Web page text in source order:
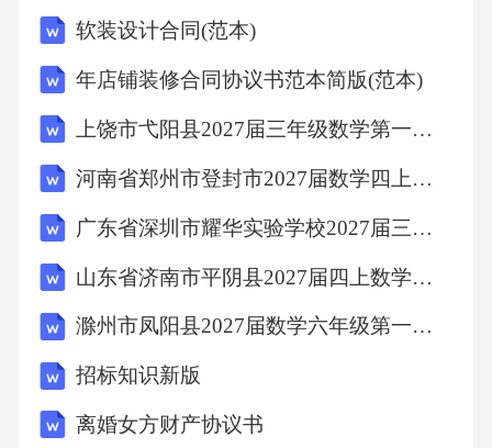
_法定代表人或授权代表（签字）：_____
软装设计合同(范本)
年店铺装修合同协议书范本简版(范本)
上饶市弋阳县2027届三年级数学第一学期期末学业水平测试试题含解析
河南省郑州市登封市2027届数学四上期末综合测试模拟试题含解析
广东省深圳市耀华实验学校2027届三上数学期末质量检测试题含解析
山东省济南市平阴县2027届四上数学期末监测试题含解析
滁州市凤阳县2027届数学六年级第一学期期末经典试题含解析
招标知识新版
离婚女方财产协议书